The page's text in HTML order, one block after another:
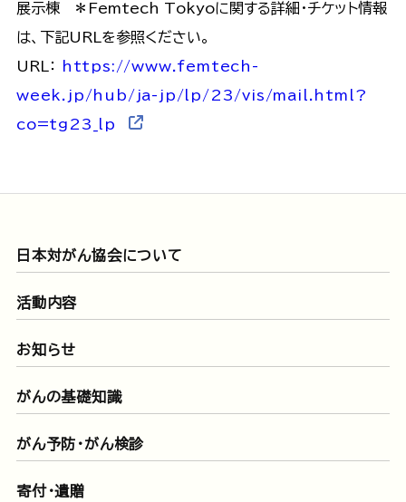
展示棟 ＊Femtech Tokyoに関する詳細・チケット情報
は、下記URLを参照ください。
URL：
https://www.femtech-
week.jp/hub/ja-jp/lp/23/vis/mail.html?
co=tg23_lp
日本対がん協会について
活動内容
お知らせ
がんの基礎知識
がん予防・がん検診
寄付・遺贈